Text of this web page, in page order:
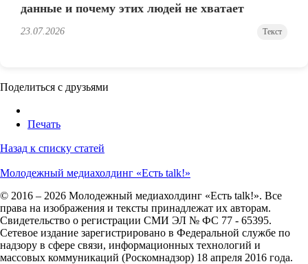
данные и почему этих людей не хватает
23.07.2026 Текст
Поделиться с друзьями
Печать
Назад к списку статей
Молодежный медиахолдинг «Есть talk!»
© 2016 – 2026 Молодежный медиахолдинг «Есть talk!». Все
права на изображения и тексты принадлежат их авторам.
Свидетельство о регистрации СМИ ЭЛ № ФС 77 - 65395.
Сетевое издание зарегистрировано в Федеральной службе по
надзору в сфере связи, информационных технологий и
массовых коммуникаций (Роскомнадзор) 18 апреля 2016 года.